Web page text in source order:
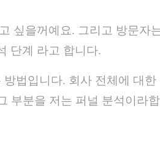
싶을꺼예요. 그리고 방문자
단계 라고 합니다.
법입니다. 회사 전체에 대한
부분을 저는 퍼널 분석이라합